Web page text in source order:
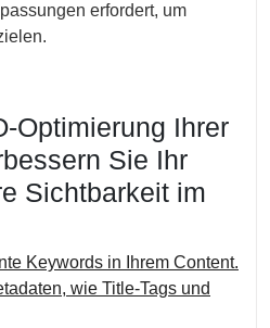
erfordert, um
Optimierung Ihrer
Sie Ihr
Sichtbarkeit im
Keywords in Ihrem Content.
wie Title-Tags und